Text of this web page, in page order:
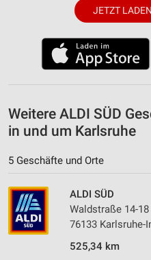
JETZT
Weitere ALDI SÜD
in und um Karlsruhe
5 Geschäfte und Orte
ALDI SÜD
Waldstraße 14-18
76133 Karlsruhe-
525,34 km